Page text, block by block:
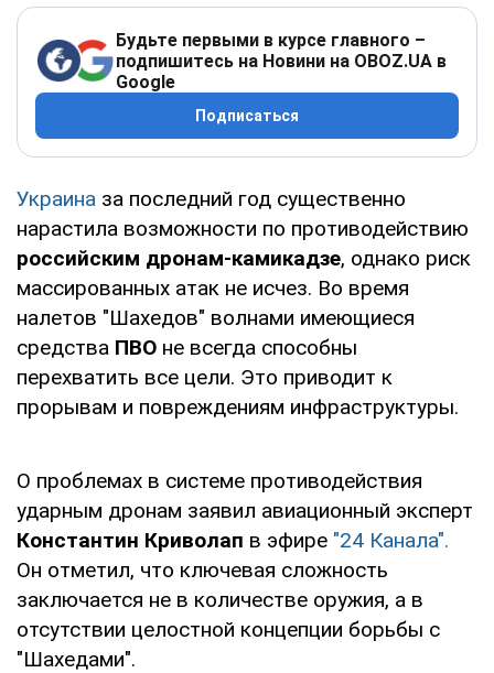
Будьте первыми в курсе главного –
подпишитесь на Новини на OBOZ.UA в
Google
Подписаться
Украина за последний год существенно
нарастила возможности по противодействию
российским дронам-камикадзе, однако риск
массированных атак не исчез. Во время
налетов "Шахедов" волнами имеющиеся
средства ПВО не всегда способны
перехватить все цели. Это приводит к
прорывам и повреждениям инфраструктуры.
О проблемах в системе противодействия
ударным дронам заявил авиационный эксперт
Константин Криволап в эфире "24 Канала".
Он отметил, что ключевая сложность
заключается не в количестве оружия, а в
отсутствии целостной концепции борьбы с
"Шахедами".